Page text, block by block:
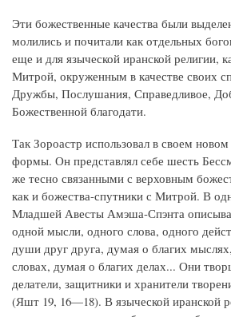
Эти божественные качества были
молились и почитали как отдельных
еще и для языческой иранской религии,
Митрой, окруженным в качестве своих
Дружбы, Послушания, Справедливое,
Божественной благодати.
Так Зороастр использовал в своем
формы. Он представлял себе шесть
же тесно связанными с верховным
как и божества-спутники с Митрой. В
Младшей Авесты Амэша-Спэнта
одной мысли, одного слова, одного
души друг друга, думая о благих
словах, думая о благих делах... Они
делатели, защитники и хранители
(Яшт 19, 16—18). В языческой иранской